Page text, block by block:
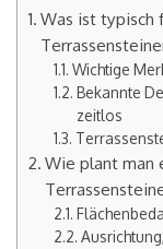
Was ist typisch
Wichtige
Bekannte
zeitlos
Wie plant man